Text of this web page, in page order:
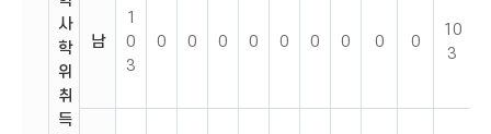
사
학
위
취
득
남
1
0
3
0 0 0 0 0 0 0 0 0
10
3